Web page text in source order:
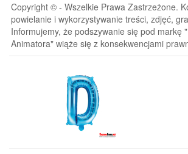
Copyright © - Wszelkie Prawa Zastrzeżone.
powielanie i wykorzystywanie treści, zdjęć,
Informujemy, że podszywanie się pod markę
Animatora" wiąże się z konsekwencjami